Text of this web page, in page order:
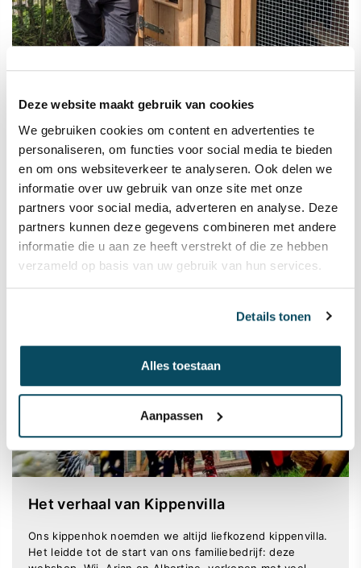
Deze website maakt gebruik van cookies
We gebruiken cookies om content en advertenties te
personaliseren, om functies voor social media te bieden
en om ons websiteverkeer te analyseren. Ook delen we
informatie over uw gebruik van onze site met onze
partners voor social media, adverteren en analyse. Deze
partners kunnen deze gegevens combineren met andere
informatie die u aan ze heeft verstrekt of die ze hebben
verzameld op basis van uw gebruik van hun services.
Details tonen
Alles toestaan
Aanpassen
Wekelijks verkopen we kippenhokken en dierenverblijven
aan tientallen blije klanten. Ook televisiepresentator
Carlo Boszhard kocht een Kippenvilla. Hij zijn verloofde
zijn verliefd op een kippenhok hooiberg met dubbel
nachthok en een overdekte ren.
Het verhaal van Kippenvilla
Ons kippenhok noemden we altijd liefkozend kippenvilla.
Het leidde tot de start van ons familiebedrijf: deze